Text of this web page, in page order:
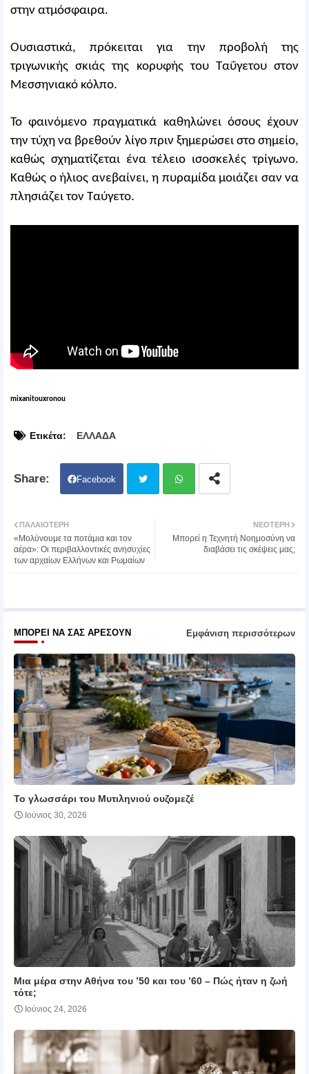
στην ατμόσφαιρα.
Ουσιαστικά, πρόκειται για την προβολή της
τριγωνικής σκιάς της κορυφής του Ταΰγετου στον
Μεσσηνιακό κόλπο.
Το φαινόμενο πραγματικά καθηλώνει όσους έχουν
την τύχη να βρεθούν λίγο πριν ξημερώσει στο σημείο,
καθώς σχηματίζεται ένα τέλειο ισοσκελές τρίγωνο.
Καθώς ο ήλιος ανεβαίνει, η πυραμίδα μοιάζει σαν να
πλησιάζει τον Ταύγετο.
mixanitouxronou
Ετικέτα: ΕΛΛΑΔΑ
Facebook
atsa
ΝΕΌΤΕΡΗ
Μπορεί η Τεχνητή Νοημοσύνη να
διαβάσει τις σκέψεις μας;
ΠΑΛΑΙΌΤΕΡΗ
«Μολύνουμε τα ποτάμια και τον
αέρα»: Οι περιβαλλοντικές ανησυχίες
των αρχαίων Ελλήνων και Ρωμαίων
ΜΠΟΡΕΊ ΝΑ ΣΑΣ ΑΡΈΣΟΥΝ Εμφάνιση περισσότερων
Το γλωσσάρι του Μυτιληνιού ουζομεζέ
Ιούνιος 30, 2026
Μια μέρα στην Αθήνα του ’50 και του ’60 – Πώς ήταν η ζωή
τότε;
Ιούνιος 24, 2026